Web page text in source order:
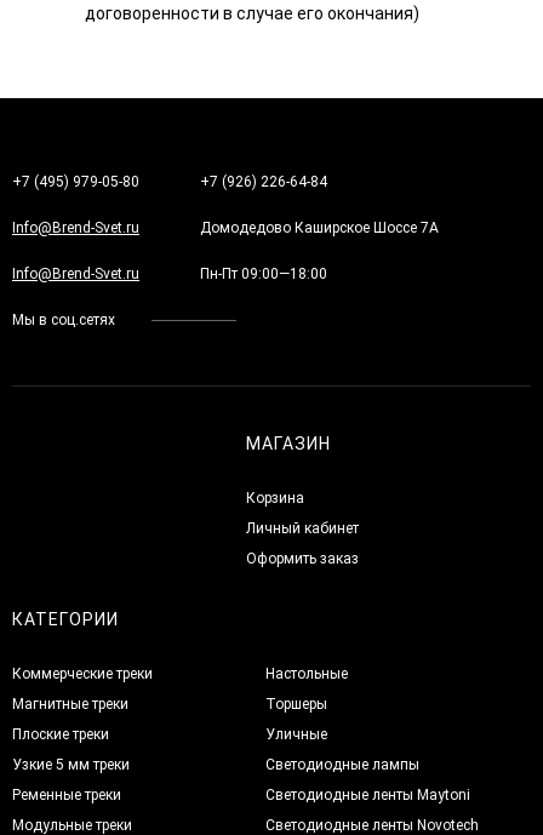
договоренности в случае его окончания)
+7 (495) 979-05-80 +7 (926) 226-64-84
Info@Brend-Svet.ru Домодедово Каширское Шоссе 7А
Info@Brend-Svet.ru Пн-Пт 09:00—18:00
Мы в соц.сетях
МАГАЗИН
Корзина
Личный кабинет
Оформить заказ
КАТЕГОРИИ
Коммерческие треки
Магнитные треки
Плоские треки
Узкие 5 мм треки
Ременные треки
Модульные треки
Настольные
Торшеры
Уличные
Светодиодные лампы
Светодиодные ленты Maytoni
Светодиодные ленты Novotech